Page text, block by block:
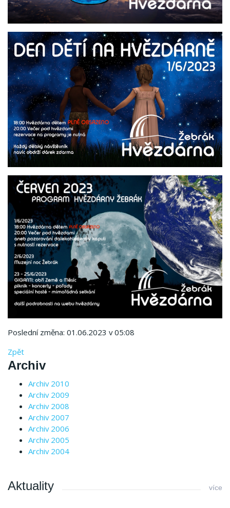
Poslední změna: 01.06.2023 v 05:08
Zpět
Archiv
Archiv 2010
Archiv 2009
Archiv 2008
Archiv 2007
Archiv 2006
Archiv 2005
Archiv 2004
Aktuality více